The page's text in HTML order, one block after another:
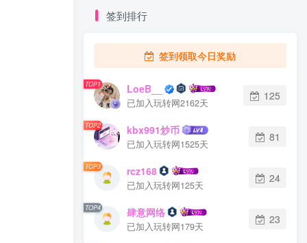
签到排行
签到领取今日奖励
TOP1 LoeB__
已加入玩转网2162天
125
TOP2 kbx991炒币
已加入玩转网1525天
81
TOP3 rcz168
已加入玩转网125天
24
TOP4 肆意网络
已加入玩转网179天
23